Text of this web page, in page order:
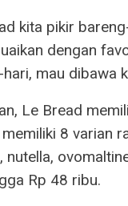
kita pikir
dengan
mau dibawa
Le Bread
8 varian
nutella,
Rp 48 ribu.